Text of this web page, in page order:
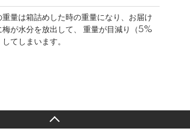
重量は箱詰めした時の重量になり、お届け
梅が水分を放出して、 重量が目減り（5%
てしまいます。